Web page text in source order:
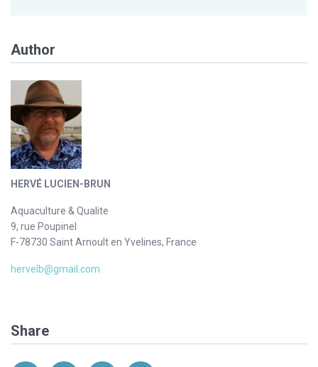
Author
HERVÉ LUCIEN-BRUN
Aquaculture & Qualite
9, rue Poupinel
F-78730 Saint Arnoult en Yvelines, France
hervelb@gmail.com
Share